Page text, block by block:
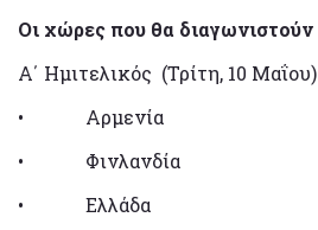
Οι χώρες που θα διαγωνιστούν
Α΄ Ημιτελικός (Τρίτη, 10 Μαΐου)
• Αρμενία
• Φινλανδία
• Ελλάδα